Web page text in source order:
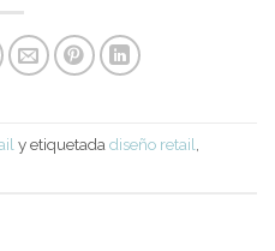
y etiquetada diseño retail